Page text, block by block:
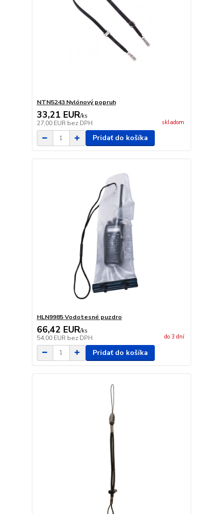
NTN5243 Nylónový popruh
33,21 EUR/ks
27,00 EUR bez DPH skladom
Pridať do košíka
HLN9985 Vodotesné puzdro
66,42 EUR/ks
54,00 EUR bez DPH do 3 dní
Pridať do košíka